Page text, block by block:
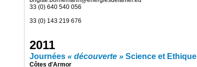
33 (0) 640 540 056
33 (0) 143 219 676
2011
Journées « découverte »Science et Ethique
Côtes d'Armor